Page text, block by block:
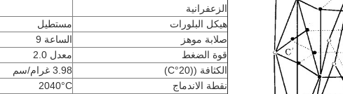
الزعفرانية
هيكل البلورات
مستطيل
صلابة موهز
الساعة 9
قوة الضغط
معدل 2.0
الكثافة ((20
°C
)
3.98 غرام/سم
نقطة الاندماج
2040°C